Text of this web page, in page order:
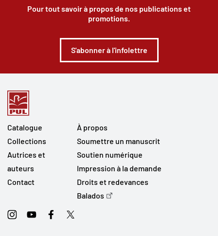
Pour tout savoir à propos de nos publications et
promotions.
S'abonner à l'infolettre
Catalogue
Collections
Autrices et
auteurs
Contact
À propos
Soumettre un manuscrit
Soutien numérique
Impression à la demande
Droits et redevances
Balados
InstagramYoutubeFacebookTwitter